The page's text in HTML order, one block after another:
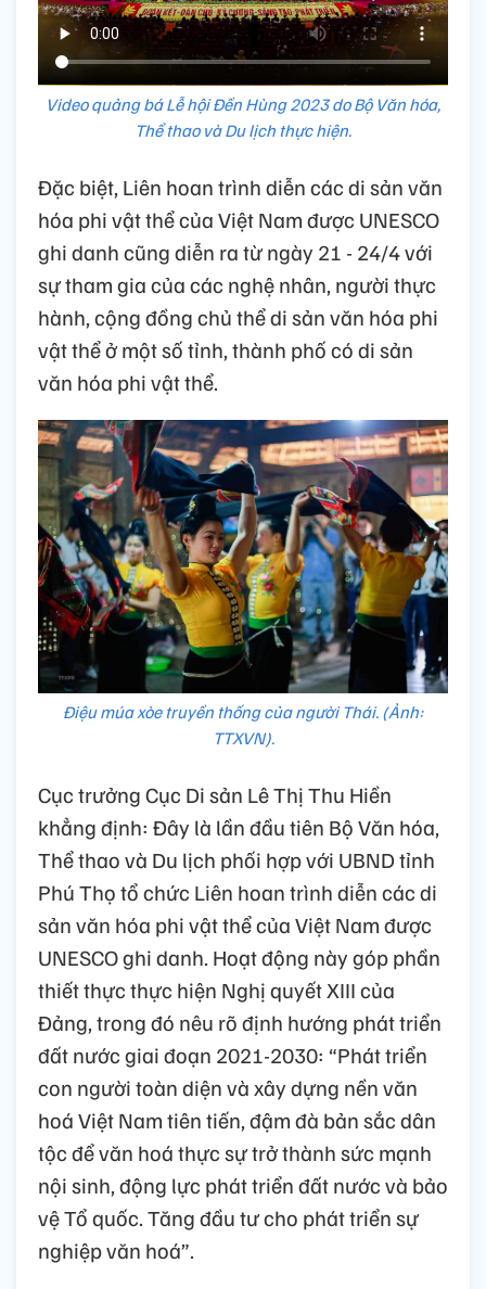
Video quảng bá Lễ hội Đền Hùng 2023 do Bộ Văn hóa,
Thể thao và Du lịch thực hiện.
Đặc biệt, Liên hoan trình diễn các di sản văn
hóa phi vật thể của Việt Nam được UNESCO
ghi danh cũng diễn ra từ ngày 21 - 24/4 với
sự tham gia của các nghệ nhân, người thực
hành, cộng đồng chủ thể di sản văn hóa phi
vật thể ở một số tỉnh, thành phố có di sản
văn hóa phi vật thể.
Điệu múa xòe truyền thống của người Thái. (Ảnh:
TTXVN).
Cục trưởng Cục Di sản Lê Thị Thu Hiền
khẳng định: Đây là lần đầu tiên Bộ Văn hóa,
Thể thao và Du lịch phối hợp với UBND tỉnh
Phú Thọ tổ chức Liên hoan trình diễn các di
sản văn hóa phi vật thể của Việt Nam được
UNESCO ghi danh. Hoạt động này góp phần
thiết thực thực hiện Nghị quyết XIII của
Đảng, trong đó nêu rõ định hướng phát triển
đất nước giai đoạn 2021-2030: “Phát triển
con người toàn diện và xây dựng nền văn
hoá Việt Nam tiên tiến, đậm đà bản sắc dân
tộc để văn hoá thực sự trở thành sức mạnh
nội sinh, động lực phát triển đất nước và bảo
vệ Tổ quốc. Tăng đầu tư cho phát triển sự
nghiệp văn hoá”.